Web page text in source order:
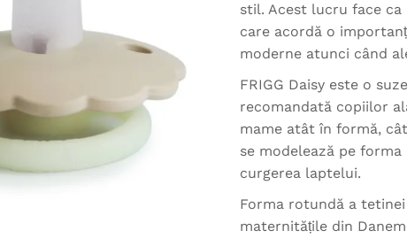
stil. Acest lucru face
care acordă o
moderne atunci când
FRIGG Daisy este o
recomandată copiilor
mame atât în formă,
se modelează pe
curgerea laptelui.
Forma rotundă a
maternitățile din